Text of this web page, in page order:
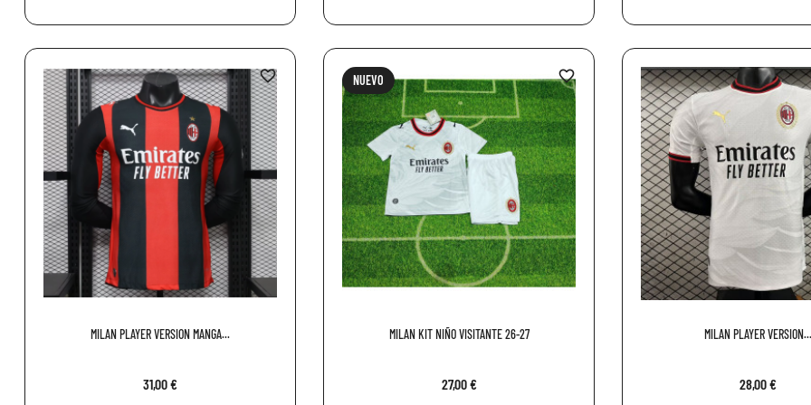
MILAN PLAYER VERSION MANGA...
31,00 €
favorite_border
MILAN KIT NIÑO VISITANTE 26-27
27,00 €
NUEVO favorite_border
MILAN PLAYER VERSION...
28,00 €